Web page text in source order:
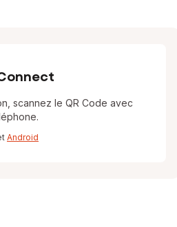
scannez le QR Code avec
Android